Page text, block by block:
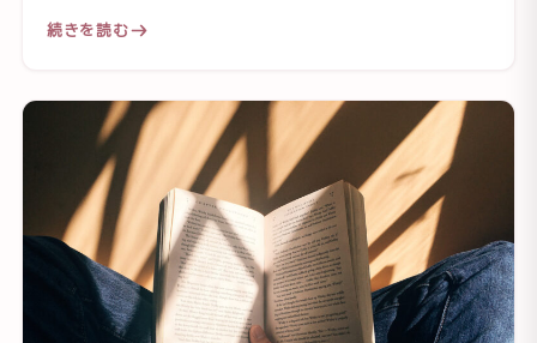
続きを読む